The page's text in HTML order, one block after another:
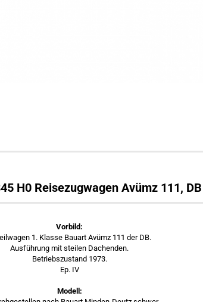
H0 Reisezugwagen Avümz 111, DB
Vorbild:
1. Klasse Bauart Avümz 111 der DB.
Ausführung mit steilen Dachenden.
Betriebszustand 1973.
Ep. IV
Modell: